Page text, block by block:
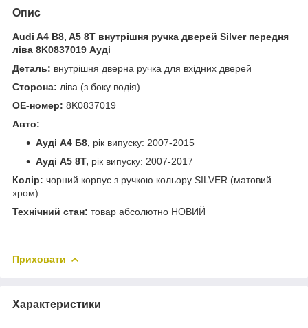
Опис
Audi A4 B8, A5 8T внутрішня ручка дверей Silver передня
ліва 8K0837019 Ауді
Деталь: внутрішня дверна ручка для вхідних дверей
Сторона: ліва (з боку водія)
ОЕ-номер: 8K0837019
Авто:
Ауді А4 Б8, рік випуску: 2007-2015
Ауді А5 8Т, рік випуску: 2007-2017
Колір: чорний корпус з ручкою кольору SILVER (матовий
хром)
Технічний стан: товар абсолютно НОВИЙ
Приховати
Характеристики